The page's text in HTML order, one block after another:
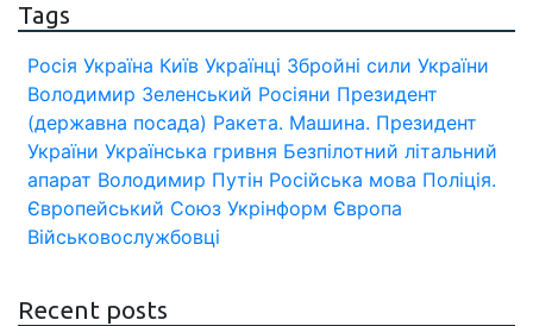
Tags
Росія Україна Київ Українці Збройні сили України
Володимир Зеленський Росіяни Президент
(державна посада) Ракета. Машина. Президент
України Українська гривня Безпілотний літальний
апарат Володимир Путін Російська мова Поліція.
Європейський Союз Укрінформ Європа
Військовослужбовці
Recent posts